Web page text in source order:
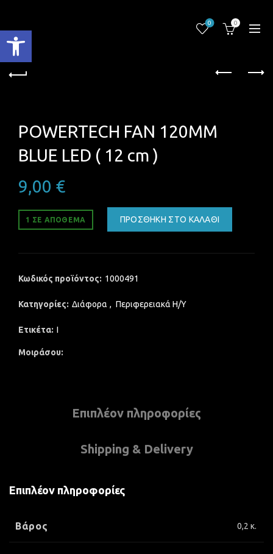
Ανοίξτε τη γραμμή εργαλείων
0 0
POWERTECH FAN 120MM
BLUE LED ( 12 cm )
9,00 €
1 ΣΕ ΑΠΌΘΕΜΑ ΠΡΟΣΘΉΚΗ ΣΤΟ ΚΑΛΆΘΙ
Κωδικός προϊόντος: 1000491
Κατηγορίες: Διάφορα , Περιφερειακά Η/Υ
Ετικέτα: I
Μοιράσου
Επιπλέον πληροφορίες
Shipping & Delivery
Επιπλέον πληροφορίες
Βάρος 0,2 κ.